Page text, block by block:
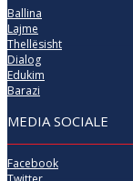
Ballina
Lajme
Thellësisht
Dialog
Edukim
Barazi
MEDIA SOCIALE
Facebook